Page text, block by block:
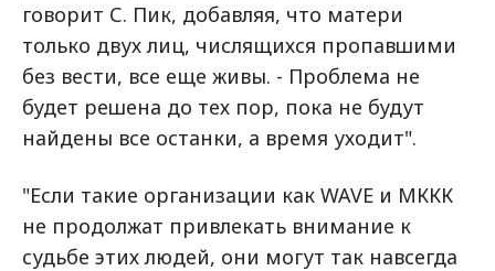
говорит С. Пик, добавляя, что матери
только двух лиц, числящихся пропавшими
без вести, все еще живы. - Проблема не
будет решена до тех пор, пока не будут
найдены все останки, а время уходит".
"Если такие организации как WAVE и МККК
не продолжат привлекать внимание к
судьбе этих людей, они могут так навсегда